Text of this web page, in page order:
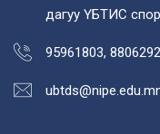
дагуу ҮБТИС
95961803,